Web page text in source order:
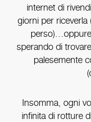
internet di
giorni per
sperando di
palesemente
Insomma, ogni
infinita di rotture